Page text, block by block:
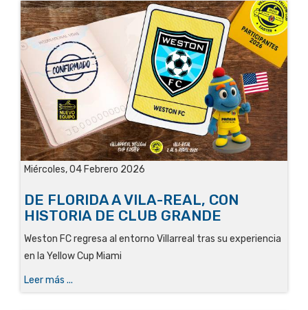
Miércoles, 04 Febrero 2026
DE FLORIDA A VILA-REAL, CON
HISTORIA DE CLUB GRANDE
Weston FC regresa al entorno Villarreal tras su experiencia
en la Yellow Cup Miami
Leer más ...